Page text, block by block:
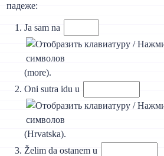
падеже:
Ja sam na
(more).
Oni sutra idu u
(Hrvatska).
Želim da ostanem u